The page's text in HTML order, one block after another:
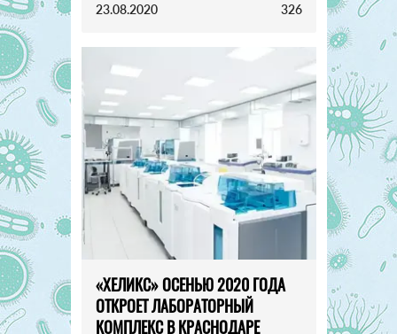
23.08.2020 326
«ХЕЛИКС» ОСЕНЬЮ 2020 ГОДА
ОТКРОЕТ ЛАБОРАТОРНЫЙ
КОМПЛЕКС В КРАСНОДАРЕ